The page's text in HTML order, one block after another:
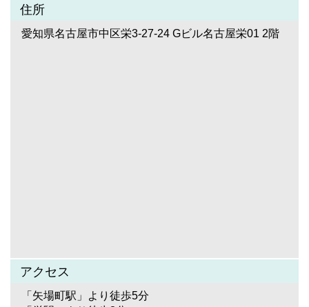
住所
愛知県名古屋市中区栄3-27-24 Gビル名古屋栄01 2階
アクセス
「矢場町駅」より徒歩5分